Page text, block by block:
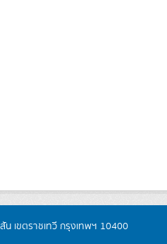
น เขตราชเทวี กรุงเทพฯ 10400